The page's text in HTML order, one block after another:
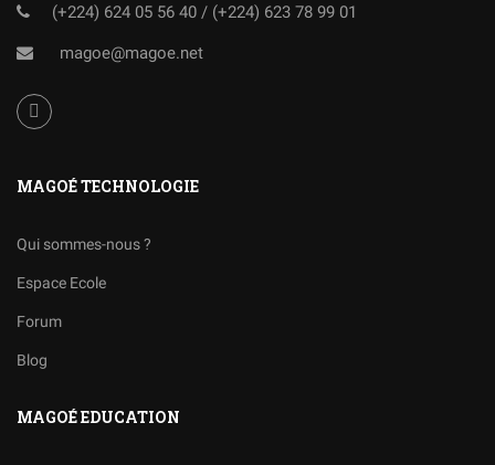
(+224) 624 05 56 40 / (+224) 623 78 99 01
magoe@magoe.net
MAGOÉ TECHNOLOGIE
Qui sommes-nous ?
Espace Ecole
Forum
Blog
MAGOÉ EDUCATION